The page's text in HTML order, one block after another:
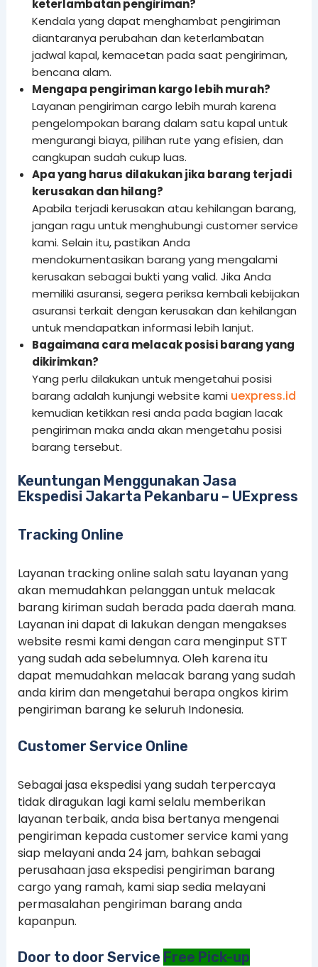
keterlambatan pengiriman?
Kendala yang dapat menghambat pengiriman
diantaranya perubahan dan keterlambatan
jadwal kapal, kemacetan pada saat pengiriman,
bencana alam.
Mengapa pengiriman kargo lebih murah?
Layanan pengiriman cargo lebih murah karena
pengelompokan barang dalam satu kapal untuk
mengurangi biaya, pilihan rute yang efisien, dan
cangkupan sudah cukup luas.
Apa yang harus dilakukan jika barang terjadi
kerusakan dan hilang?
Apabila terjadi kerusakan atau kehilangan barang,
jangan ragu untuk menghubungi customer service
kami. Selain itu, pastikan Anda
mendokumentasikan barang yang mengalami
kerusakan sebagai bukti yang valid. Jika Anda
memiliki asuransi, segera periksa kembali kebijakan
asuransi terkait dengan kerusakan dan kehilangan
untuk mendapatkan informasi lebih lanjut.
Bagaimana cara melacak posisi barang yang
dikirimkan?
Yang perlu dilakukan untuk mengetahui posisi
barang adalah kunjungi website kami uexpress.id
kemudian ketikkan resi anda pada bagian lacak
pengiriman maka anda akan mengetahu posisi
barang tersebut.
Keuntungan Menggunakan Jasa
Ekspedisi Jakarta Pekanbaru – UExpress
Tracking Online
Layanan tracking online salah satu layanan yang
akan memudahkan pelanggan untuk melacak
barang kiriman sudah berada pada daerah mana.
Layanan ini dapat di lakukan dengan mengakses
website resmi kami dengan cara menginput STT
yang sudah ada sebelumnya. Oleh karena itu
dapat memudahkan melacak barang yang sudah
anda kirim dan mengetahui berapa ongkos kirim
pengiriman barang ke seluruh Indonesia.
Customer Service Online
Sebagai jasa ekspedisi yang sudah terpercaya
tidak diragukan lagi kami selalu memberikan
layanan terbaik, anda bisa bertanya mengenai
pengiriman kepada customer service kami yang
siap melayani anda 24 jam, bahkan sebagai
perusahaan jasa ekspedisi pengiriman barang
cargo yang ramah, kami siap sedia melayani
permasalahan pengiriman barang anda
kapanpun.
Door to door Service Free Pick-up